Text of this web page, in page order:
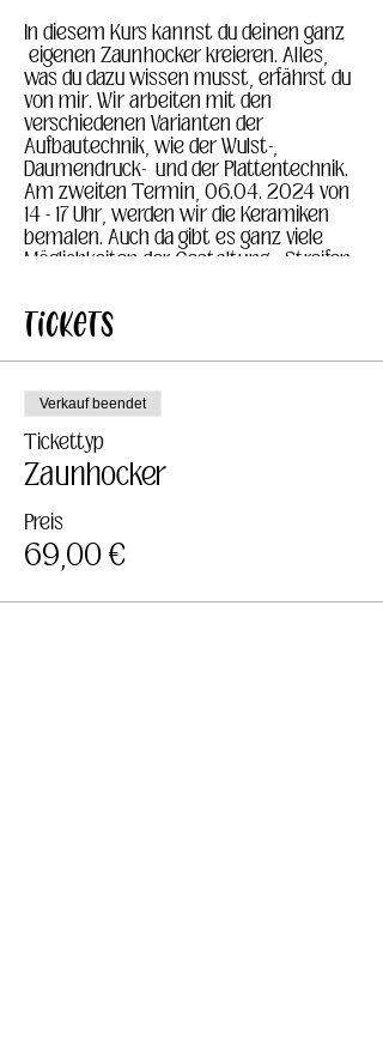
In diesem Kurs kannst du deinen ganz
eigenen Zaunhocker kreieren. Alles,
was du dazu wissen musst, erfährst du
von mir. Wir arbeiten mit den
verschiedenen Varianten der
Aufbautechnik, wie der Wulst-,
Daumendruck- und der Plattentechnik.
Am zweiten Termin, 06.04. 2024 von
14 - 17 Uhr, werden wir die Keramiken
bemalen. Auch da gibt es ganz viele
Möglichkeiten der Gestaltung... Streifen,
stempeln usw.
Der Kursbeitrag hat eine Höhe von
fertige Keramik, d.h. Ton, Schrühbrand,
Farben, Glasuren und Glattbrand)
Tee und Wasser sind im Preis
enthalten.
Tickets
Verkauf beendet
Tickettyp
Zaunhocker
Preis
69,00 €